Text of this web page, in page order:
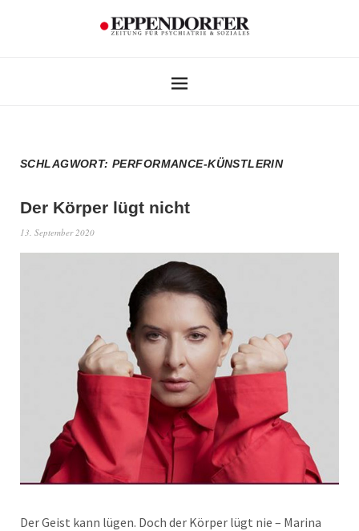
SCHLAGWORT:PERFORMANCE-KÜNSTLERIN
Der Körper lügt nicht
13. September 2020
Der Geist kann lügen. Doch der Körper lügt nie – Marina